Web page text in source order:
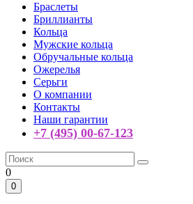
Браслеты
Бриллианты
Кольца
Мужские кольца
Обручальные кольца
Ожерелья
Серьги
О компании
Контакты
Наши гарантии
+7 (495) 00-67-123
0
0